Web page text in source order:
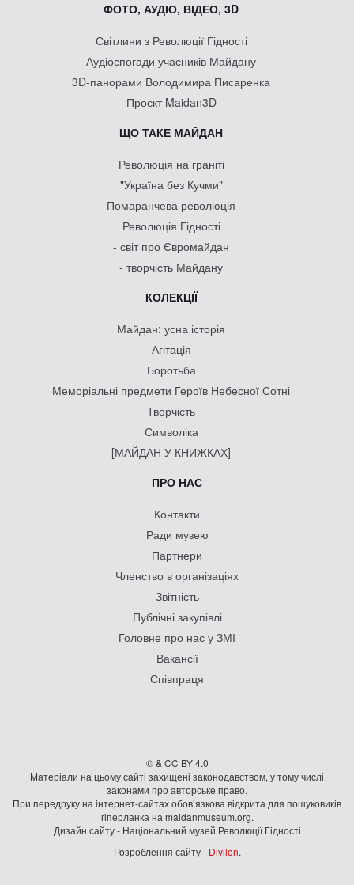
ФОТО, АУДІО, ВІДЕО, 3D
Світлини з Революції Гідності
Аудіоспогади учасників Майдану
3D-панорами Володимира Писаренка
Проєкт Maidan3D
ЩО ТАКЕ МАЙДАН
Революція на граніті
"Україна без Кучми"
Помаранчева революція
Революція Гідності
- світ про Євромайдан
- творчість Майдану
КОЛЕКЦІЇ
Майдан: усна історія
Агітація
Боротьба
Меморіальні предмети Героїв Небесної Сотні
Творчість
Символіка
[МАЙДАН У КНИЖКАХ]
ПРО НАС
Контакти
Ради музею
Партнери
Членство в організаціях
Звітність
Публічні закупівлі
Головне про нас у ЗМІ
Вакансії
Співпраця
© & CC BY 4.0
Матеріали на цьому сайті захищені законодавством, у тому числі
законами про авторське право.
При передруку на iнтернет-сайтах обов’язкова відкрита для пошуковиків
гiперланка на maidanmuseum.org.
Дизайн сайту - Національний музей Революції Гідності
Розроблення сайту - Divilon.